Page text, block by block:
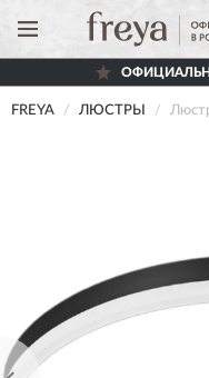
FREYA ЛЮСТРЫ